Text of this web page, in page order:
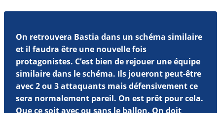
On retrouvera Bastia dans un schéma similaire
et il faudra être une nouvelle fois
protagonistes. C’est bien de rejouer une équipe
similaire dans le schéma. Ils joueront peut-être
avec 2 ou 3 attaquants mais défensivement ce
sera normalement pareil. On est prêt pour cela.
Que ce soit avec ou sans le ballon. On doit